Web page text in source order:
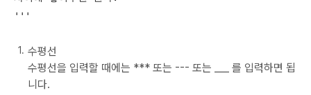
'''
수평선
수평선을 입력할 때에는 *** 또는 --- 또는 ___ 를 입력하면 됩
니다.